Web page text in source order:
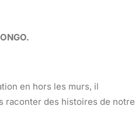
en hors les murs, il
raconter des histoires de notre